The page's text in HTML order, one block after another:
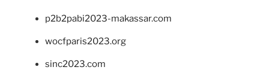
p2b2pabi2023-makassar.com
wocfparis2023.org
sinc2023.com